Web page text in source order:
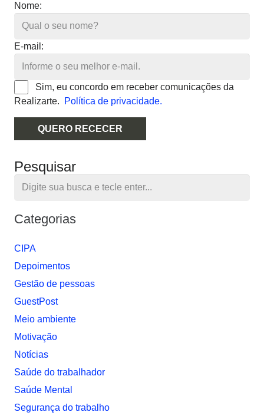
Nome:
E-mail:
Sim, eu concordo em receber comunicações da
Realizarte.
Política de privacidade.
QUERO RECECER
Pesquisar
Categorias
CIPA
Depoimentos
Gestão de pessoas
GuestPost
Meio ambiente
Motivação
Notí­cias
Saúde do trabalhador
Saúde Mental
Segurança do trabalho